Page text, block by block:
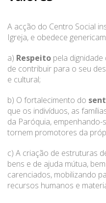
A acção do Centro Social
Igreja, e obedece
a) Respeito pela
de contribuir para o seu
e cultural;
b) O fortalecimento do
que os indivíduos, as
da Paróquia,
tornem promotores da
c) A criação de estruturas
bens e de ajuda mútua,
carenciados, mobilizando
recursos humanos e